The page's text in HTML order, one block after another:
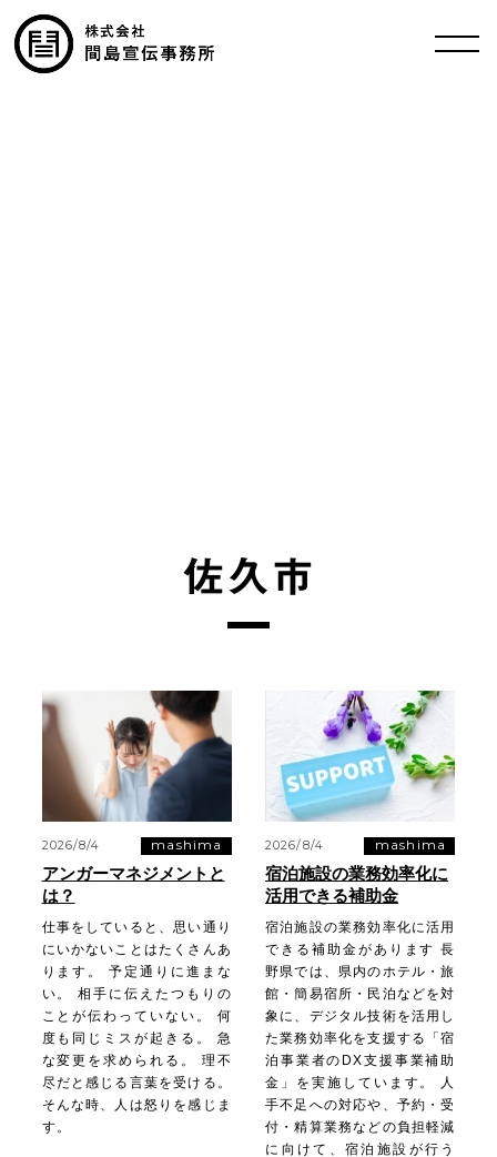
佐久市
2026/8/4 mashima
アンガーマネジメントと
は？
仕事をしていると、思い通り
にいかないことはたくさんあ
ります。 予定通りに進まな
い。 相手に伝えたつもりの
ことが伝わっていない。 何
度も同じミスが起きる。 急
な変更を求められる。 理不
尽だと感じる言葉を受ける。
そんな時、人は怒りを感じま
す。
2026/8/4 mashima
宿泊施設の業務効率化に
活用できる補助金
宿泊施設の業務効率化に活用
できる補助金があります 長
野県では、県内のホテル・旅
館・簡易宿所・民泊などを対
象に、デジタル技術を活用し
た業務効率化を支援する「宿
泊事業者のDX支援事業補助
金」を実施しています。 人
手不足への対応や、予約・受
付・精算業務などの負担軽減
に向けて、宿泊施設が行う